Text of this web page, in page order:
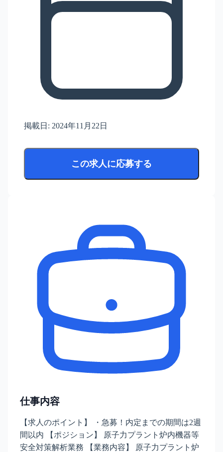
掲載日: 2024年11月22日
この求人に応募する
仕事内容
【求人のポイント】 ・急募！内定までの期間は2週
間以内 【ポジション】 原子力プラント炉内機器等
安全対策解析業務 【業務内容】 原子力プラント炉